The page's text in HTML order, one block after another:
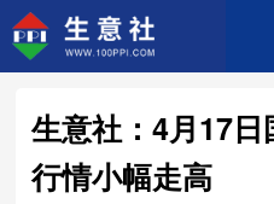
生意社：4月17
行情小幅走高